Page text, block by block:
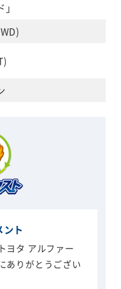
ト
ヨタ アルファー
ありがとうござい